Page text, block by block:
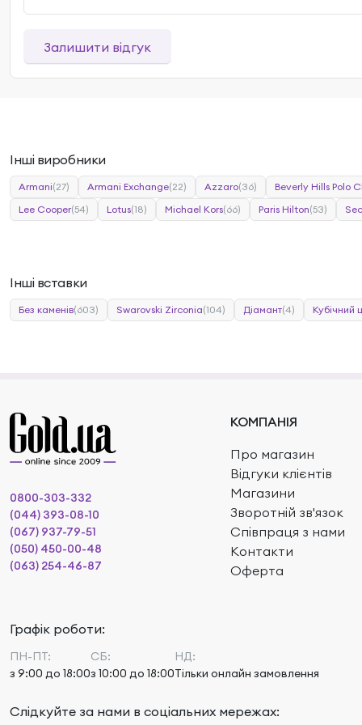
Залишити відгук
Інші виробники
Armani(27) Armani Exchange(22) Azzaro(36)
Beverly Hills Polo
Lee Cooper(54) Lotus(18) Michael Kors(66) Paris Hilton(53)
Інші вставки
Без каменів(603) Swarovski Zirconia(104) Діамант(4) Кубічний
КОМПАНІЯ
Про магазин
Відгуки клієнтів
Магазини
Зворотній зв'язок
Співпраця з нами
Контакти
Оферта
0800-303-332
(044) 393-08-10
(067) 937-79-51
(050) 450-00-48
(063) 254-46-87
Графік роботи:
ПН-ПТ:
з 9:00 до 18:00
СБ:
з 10:00 до 18:00
НД:
Тільки онлайн замовлення
Слідкуйте за нами в соціальних мережах: